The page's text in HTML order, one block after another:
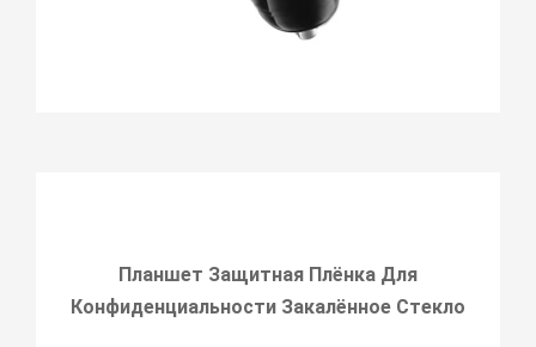
Планшет Защитная Плёнка Для
Конфиденциальности Закалённое Стекло